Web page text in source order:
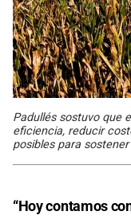
Padullés sostuvo que
eficiencia, reducir
posibles para
“Hoy contamos